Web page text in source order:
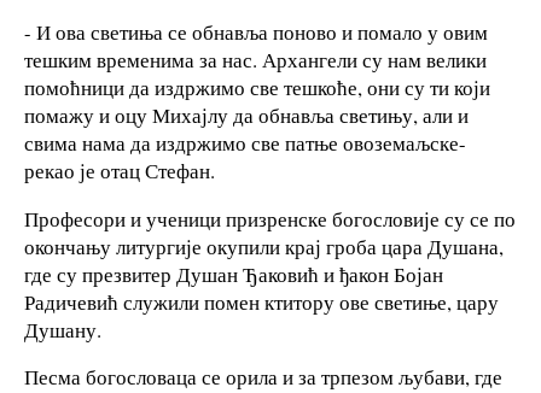
- И ова светиња се обнавља поново и помало у овим
тешким временима за нас. Архангели су нам велики
помоћници да издржимо све тешкоће, они су ти који
помажу и оцу Михајлу да обнавља светињу, али и
свима нама да издржимо све патње овоземаљске-
рекао је отац Стефан.
Професори и ученици призренске богословије су се по
окончању литургије окупили крај гроба цара Душана,
где су презвитер Душан Ђаковић и ђакон Бојан
Радичевић служили помен ктитору ове светиње, цару
Душану.
Песма богословаца се орила и за трпезом љубави, где